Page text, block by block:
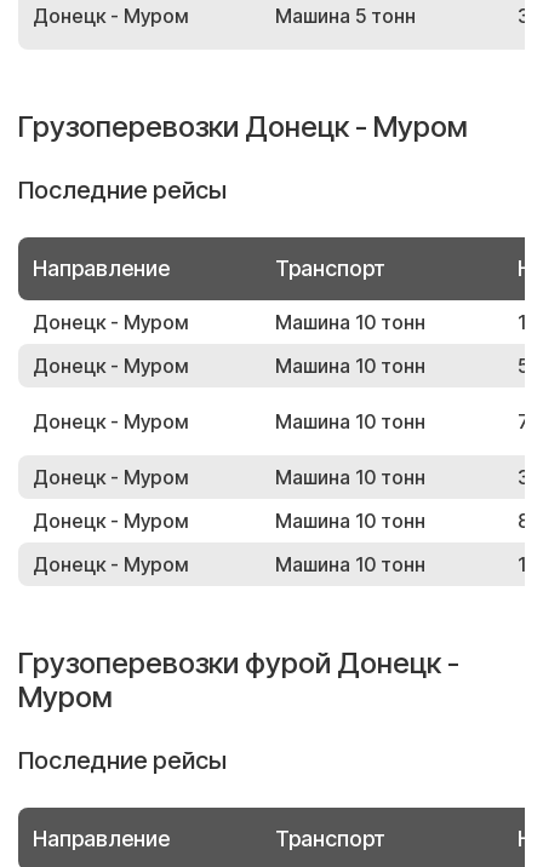
Донецк - Муром Машина 5 тонн
Грузоперевозки Донецк - Муром
Последние рейсы
Направление Транспорт
Донецк - Муром Машина 10 тонн
Донецк - Муром
Машина 10 тонн
Донецк - Муром Машина 10 тонн
Донецк - Муром Машина 10 тонн
Донецк - Муром
Машина 10 тонн
Донецк - Муром
Машина 10 тонн
Грузоперевозки фурой Донецк -
Муром
Последние рейсы
Направление Транспорт